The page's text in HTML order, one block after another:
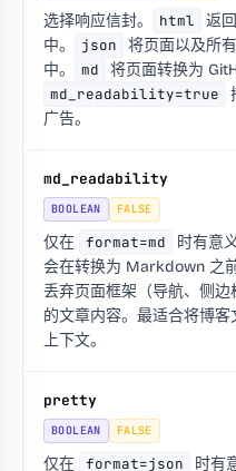
选择响应信封。 html
返
中。
json
将页面以及所
中。
md
将页面转换为
md_readability=true
广告。
md_readability
BOOLEAN FALSE
仅在 format=md 时有意
会在转换为 Markdown 之
丢弃页面框架（导航、侧
的文章内容。最适合将博
上下文。
pretty
BOOLEAN FALSE
仅在 format=json
时有